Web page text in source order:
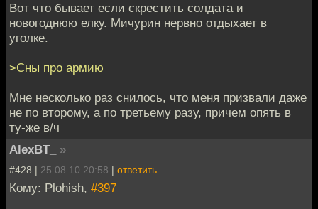
Вот что бывает если скрестить солдата и
новогоднюю елку. Мичурин нервно отдыхает в
уголке.
>Сны про армию
Мне несколько раз снилось, что меня призвали даже
не по второму, а по третьему разу, причем опять в
ту-же в/ч
AlexBT_
»
#428 | 25.08.10 20:58 | ответить
Кому: Plohish, #397